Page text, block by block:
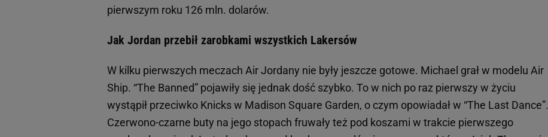
pierwszym roku 126 mln. dolarów.
Jak Jordan przebił zarobkami wszystkich Lakersów
W kilku pierwszych meczach Air Jordany nie były jeszcze gotowe. Michael grał w modelu Air
Ship. “The Banned” pojawiły się jednak dość szybko. To w nich po raz pierwszy w życiu
wystąpił przeciwko Knicks w Madison Square Garden, o czym opowiadał w “The Last Dance”.
Czerwono-czarne buty na jego stopach fruwały też pod koszami w trakcie pierwszego